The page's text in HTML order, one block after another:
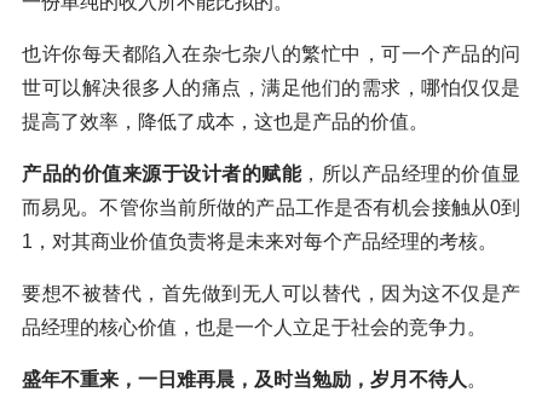
也许你每天都陷入在杂七杂八的繁忙中，可一个产品的问
世可以解决很多人的痛点，满足他们的需求，哪怕仅仅是
提高了效率，降低了成本，这也是产品的价值。
产品的价值来源于设计者的赋能，所以产品经理的价值显
而易见。不管你当前所做的产品工作是否有机会接触从0到
1，对其商业价值负责将是未来对每个产品经理的考核。
要想不被替代，首先做到无人可以替代，因为这不仅是产
品经理的核心价值，也是一个人立足于社会的竞争力。
盛年不重来，一日难再晨，及时当勉励，岁月不待人 。